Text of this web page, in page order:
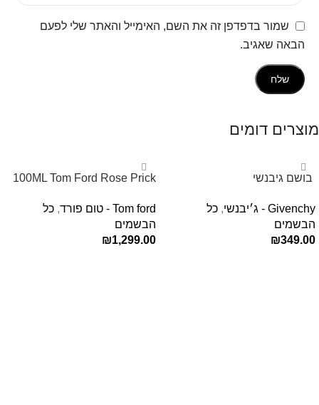
שמור בדפדפן זה את השם, האימייל והאתר שלי לפעם
הבאה שאגיב.
מוצרים דומים
‏ בושם גיבנשי
E.D.P 80ml ‏
Givenchy - ג׳יבנשי , כל
הבשמים
₪349.00
100ML Tom Ford Rose Prick
Tom ford - טום פורד
, כל
הבשמים
₪1,299.00